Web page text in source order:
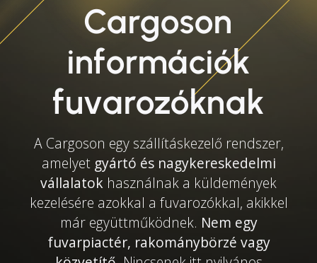
Cargoson
információk
fuvarozóknak
A Cargoson egy szállításkezelő rendszer,
amelyet gyártó és nagykereskedelmi
vállalatok használnak a küldemények
kezelésére azokkal a fuvarozókkal, akikkel
már együttműködnek. Nem egy
fuvarpiactér, rakománybörzé vagy